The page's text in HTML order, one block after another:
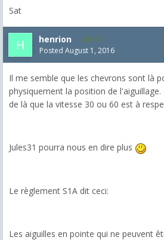
Sat
henrion 101
Posted August 1, 2016
Il me semble que les chevrons sont là
physiquement la position de
de là que la vitesse 30 ou 60 est à
Jules31 pourra nous en dire plus
Le règlement S1A dit ceci:
Les aiguilles en pointe qui ne peuvent